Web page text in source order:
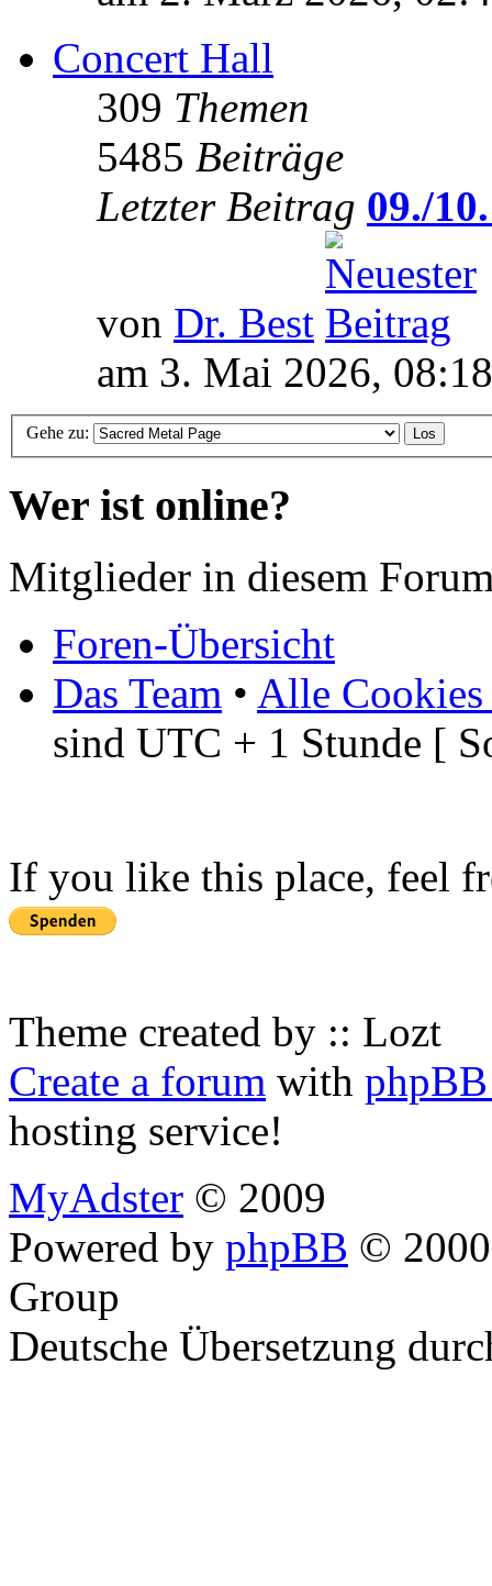
Concert Hall
309 Themen
5485 Beiträge
Letzter Beitrag 09./
von Dr. Best
am 3. Mai 2026, 08:18
Gehe zu:
Wer ist online?
Mitglieder in diesem
Foren-Übersicht
Das Team • Alle Cookies
sind UTC + 1 Stunde [
If you like this place, feel
Theme created by :: Lozt
Create a forum with
hosting service!
MyAdster © 2009
Powered by phpBB ©
Group
Deutsche Übersetzung